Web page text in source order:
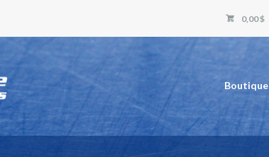
0,00 $
Boutique